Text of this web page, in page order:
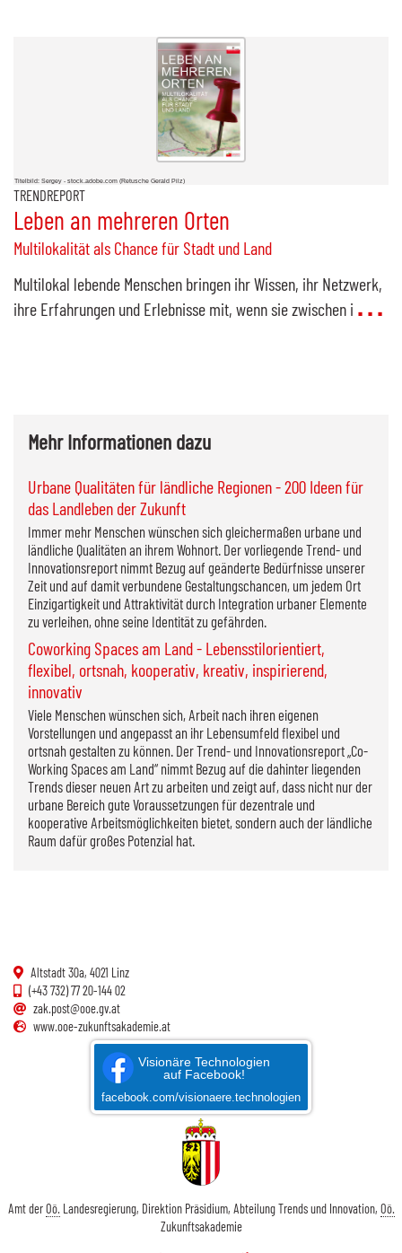
Titelbild: Sergey - stock.adobe.com (Retusche Gerald Pilz)
TRENDREPORT
Leben an mehreren Orten
Multilokalität als Chance für Stadt und Land
Multilokal lebende Menschen bringen ihr Wissen, ihr Netzwerk,
ihre Erfahrungen und Erlebnisse mit, wenn sie zwischen i
Mehr Informationen dazu
Urbane Qualitäten für ländliche Regionen - 200 Ideen für
das Landleben der Zukunft
Immer mehr Menschen wünschen sich gleichermaßen urbane und
ländliche Qualitäten an ihrem Wohnort. Der vorliegende Trend- und
Innovationsreport nimmt Bezug auf geänderte Bedürfnisse unserer
Zeit und auf damit verbundene Gestaltungschancen, um jedem Ort
Einzigartigkeit und Attraktivität durch Integration urbaner Elemente
zu verleihen, ohne seine Identität zu gefährden.
Coworking Spaces am Land - Lebensstilorientiert,
flexibel, ortsnah, kooperativ, kreativ, inspirierend,
innovativ
Viele Menschen wünschen sich, Arbeit nach ihren eigenen
Vorstellungen und angepasst an ihr Lebensumfeld flexibel und
ortsnah gestalten zu können. Der Trend- und Innovationsreport „Co-
Working Spaces am Land“ nimmt Bezug auf die dahinter liegenden
Trends dieser neuen Art zu arbeiten und zeigt auf, dass nicht nur der
urbane Bereich gute Voraussetzungen für dezentrale und
kooperative Arbeitsmöglichkeiten bietet, sondern auch der ländliche
Raum dafür großes Potenzial hat.
Altstadt 30a, 4021 Linz
(+43 732) 77 20-144 02
zak.post@ooe.gv.at
www.ooe-zukunftsakademie.at
Visionäre Technologien
auf Facebook!
facebook.com/visionaere.technologien
Amt derOö.Landesregierung, Direktion Präsidium, Abteilung Trends und Innovation, Oö.
Zukunftsakademie